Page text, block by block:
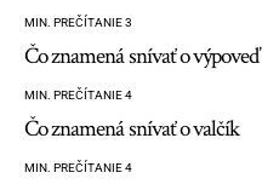
MIN. PREČÍTANIE 3
Čo znamená snívať o výpoveď
MIN. PREČÍTANIE 4
Čo znamená snívať o valčík
MIN. PREČÍTANIE 4